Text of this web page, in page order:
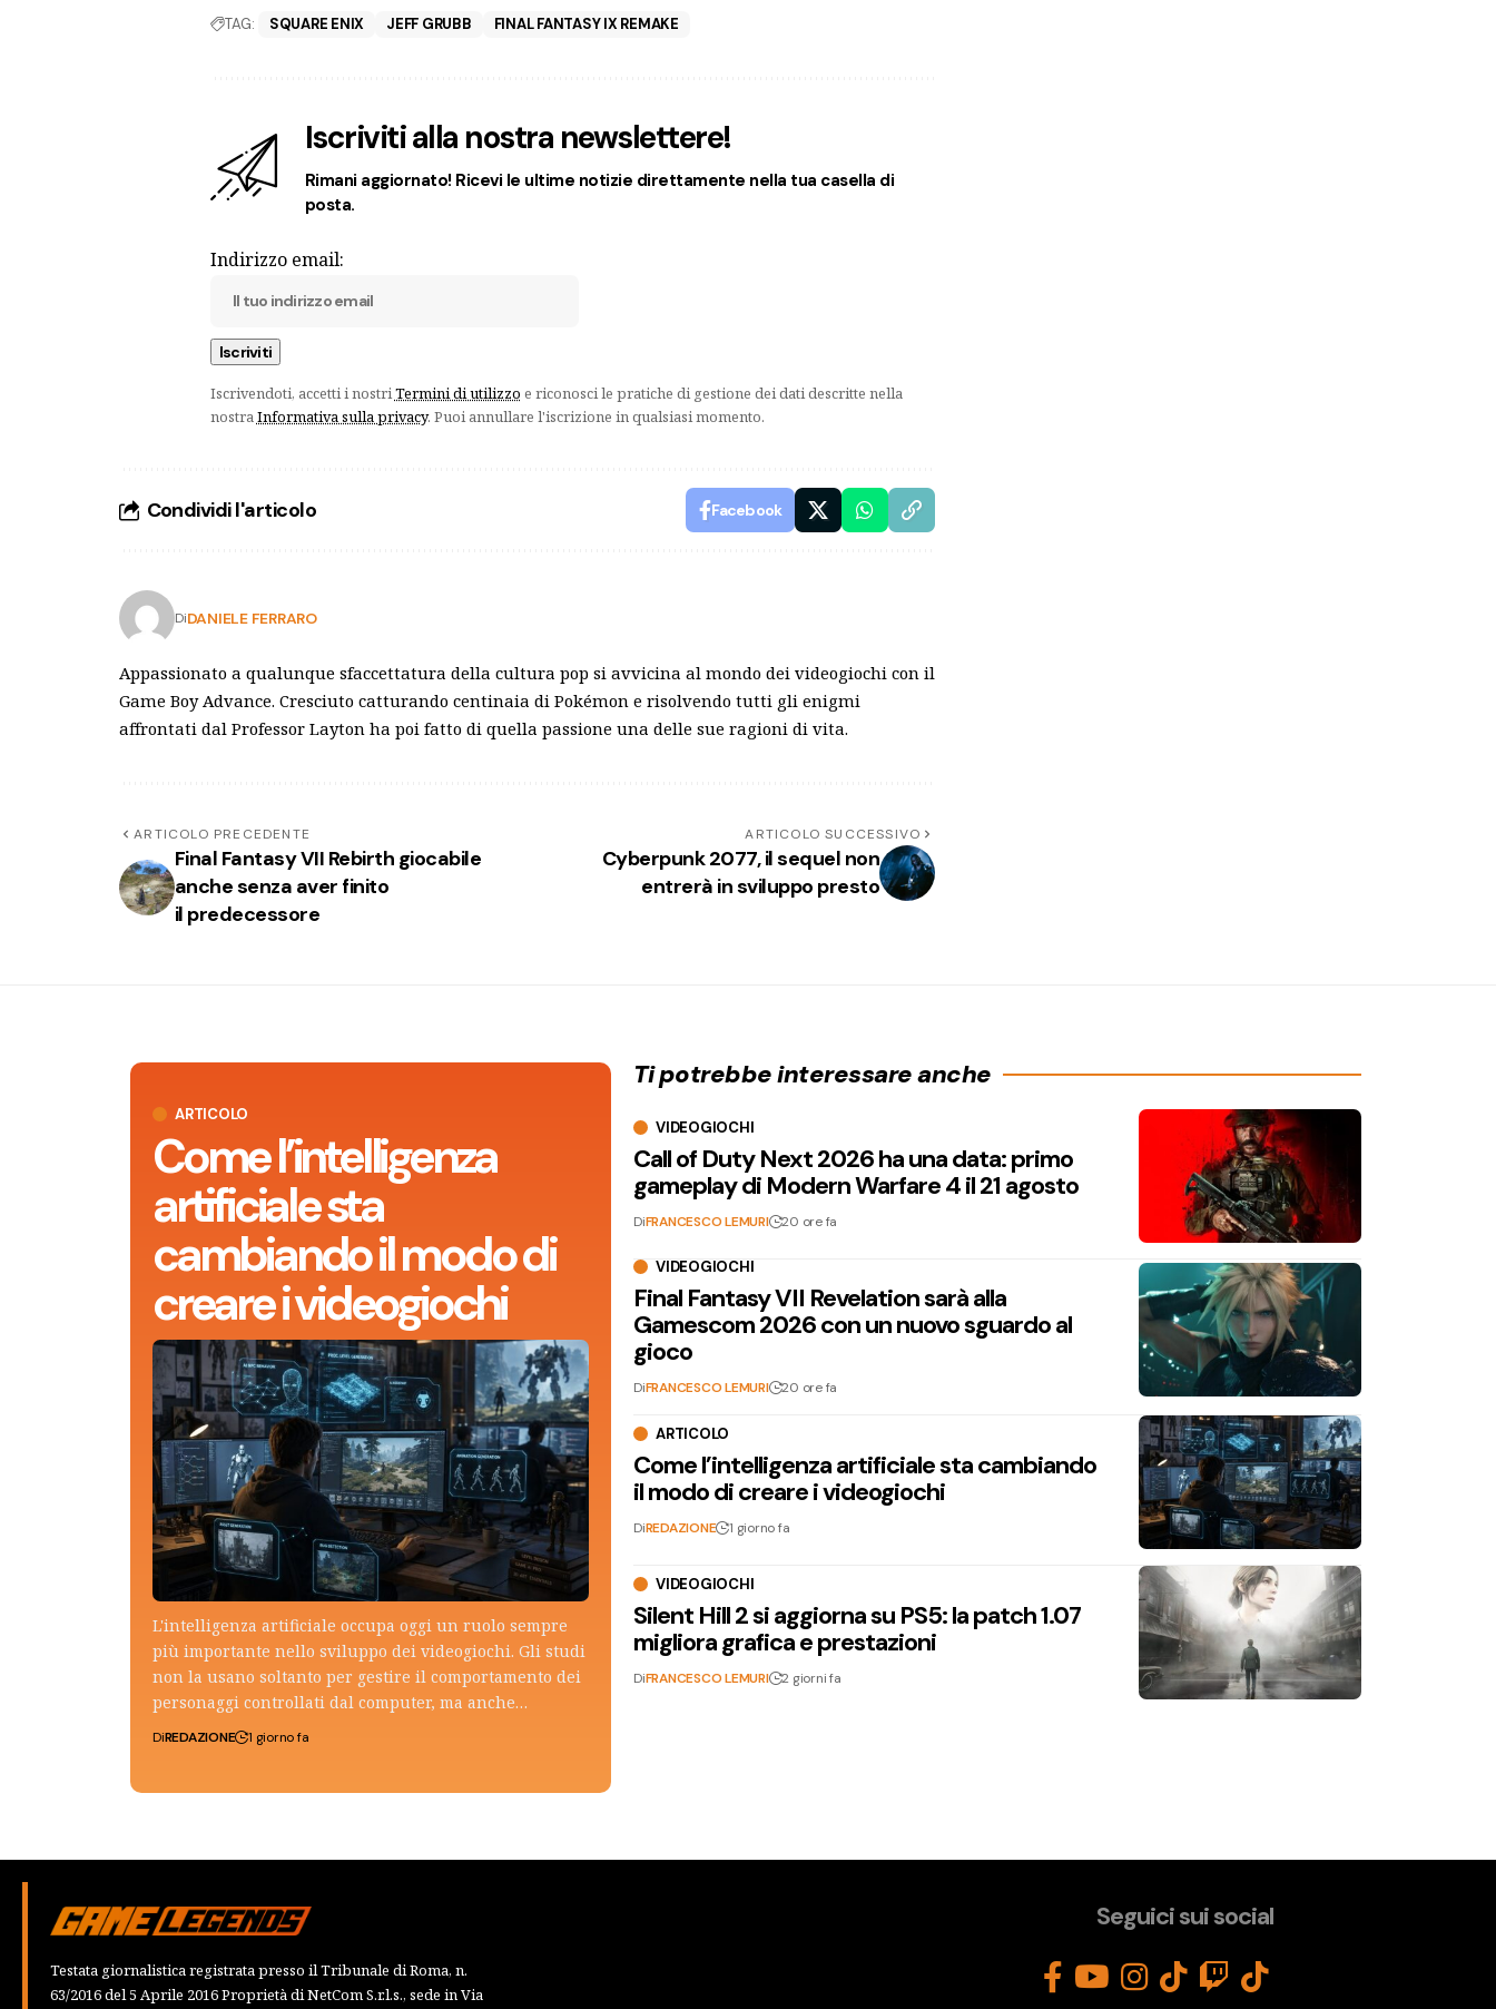
TAG: SQUARE ENIX JEFF GRUBB FINAL FANTASY IX REMAKE
Iscriviti alla nostra newslettere!
Rimani aggiornato! Ricevi le ultime notizie direttamente nella tua casella di
posta.
Indirizzo email:
Iscrivendoti, accetti i nostriTermini di utilizzo e riconosci le pratiche di gestione dei dati descritte nella
nostraInformativa sulla privacy. Puoi annullare l'iscrizione in qualsiasi momento.
Condividi l'articolo Facebook
DiDANIELE FERRARO
Appassionato a qualunque sfaccettatura della cultura pop si avvicina al mondo dei videogiochi con il
Game Boy Advance. Cresciuto catturando centinaia di Pokémon e risolvendo tutti gli enigmi
affrontati dal Professor Layton ha poi fatto di quella passione una delle sue ragioni di vita.
ARTICOLO PRECEDENTE
Final Fantasy VII Rebirth giocabile
anche senza aver finito
il predecessore
ARTICOLO SUCCESSIVO
Cyberpunk 2077, il sequel non
entrerà in sviluppo presto
ARTICOLO
Come l’intelligenza
artificiale sta
cambiando il modo di
creare i videogiochi
L'intelligenza artificiale occupa oggi un ruolo sempre
più importante nello sviluppo dei videogiochi. Gli studi
non la usano soltanto per gestire il comportamento dei
personaggi controllati dal computer, ma anche…
DiREDAZIONE 1 giorno fa
Ti potrebbe interessare anche
VIDEOGIOCHI
Call of Duty Next 2026 ha una data: primo
gameplay di Modern Warfare 4 il 21 agosto
DiFRANCESCO LEMURI 20 ore fa
VIDEOGIOCHI
Final Fantasy VII Revelation sarà alla
Gamescom 2026 con un nuovo sguardo al
gioco
DiFRANCESCO LEMURI 20 ore fa
ARTICOLO
Come l’intelligenza artificiale sta cambiando
il modo di creare i videogiochi
DiREDAZIONE 1 giorno fa
VIDEOGIOCHI
Silent Hill 2 si aggiorna su PS5: la patch 1.07
migliora grafica e prestazioni
DiFRANCESCO LEMURI 2 giorni fa
Testata giornalistica registrata presso il Tribunale di Roma, n.
63/2016 del 5 Aprile 2016 Proprietà di NetCom S.r.l.s., sede in Via
Seguici sui social